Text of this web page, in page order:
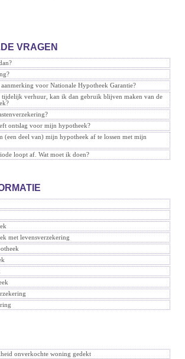
VRAGEN
voor Nationale Hypotheek Garantie?
verhuur, kan ik dan gebruik blijven maken van de
ontslag voor mijn hypotheek?
(een deel van) mijn hypotheek af te lossen met mijn
loopt af. Wat moet ik doen?
met levensverzekering
onverkochte woning gedekt